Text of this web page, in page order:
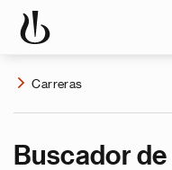
Carreras
Buscador